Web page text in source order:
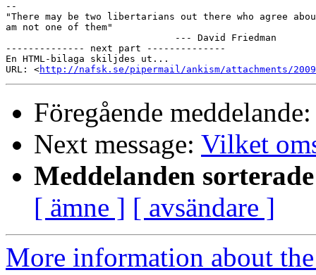
--
"There may be two libertarians out there who agree
am not one of them"
                              --- David Friedman
-------------- next part --------------
En HTML-bilaga skiljdes ut...
URL: <http://nafsk.se/pipermail/ankism/attachments/
Föregående
Next message: Vilket
Meddelanden
[ ämne ] [ avsändare ]
More information about